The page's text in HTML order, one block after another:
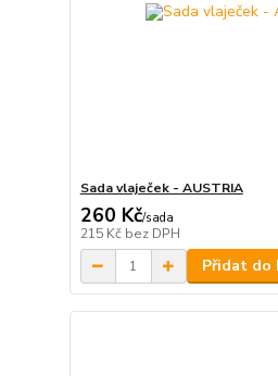
Sada vlaječek - AUSTRIA
260 Kč/sada
215 Kč bez DPH
Přidat do